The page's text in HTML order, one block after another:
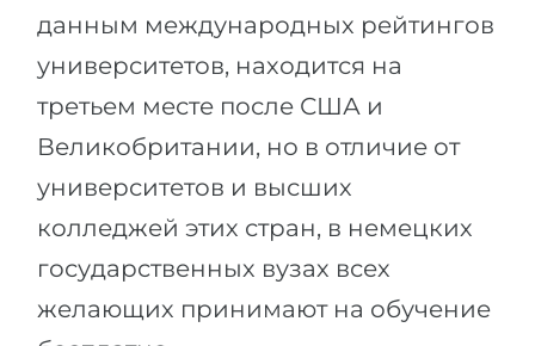
данным международных рейтингов
университетов, находится на
третьем месте после США и
Великобритании, но в отличие от
университетов и высших
колледжей этих стран, в немецких
государственных вузах всех
желающих принимают на обучение